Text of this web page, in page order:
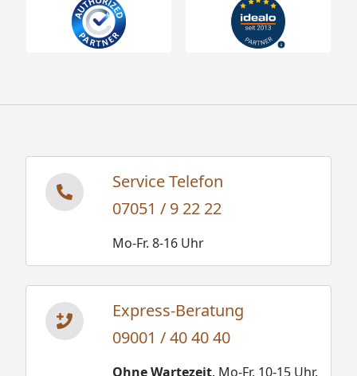
Service Telefon
07051 / 9 22 22
Mo-Fr. 8-16 Uhr
Express-Beratung
09001 / 40 40 40
Ohne Wartezeit. Mo-Fr. 10-15 Uhr.